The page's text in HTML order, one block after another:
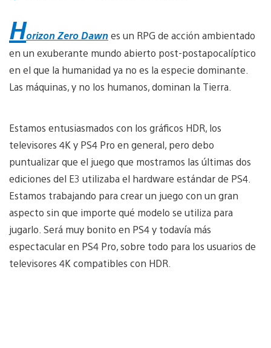
Horizon Zero Dawnes un RPG de acción ambientado
en un exuberante mundo abierto post-postapocalíptico
en el que la humanidad ya no es la especie dominante.
Las máquinas, y no los humanos, dominan la Tierra.
Estamos entusiasmados con los gráficos HDR, los
televisores 4K y PS4 Pro en general, pero debo
puntualizar que el juego que mostramos las últimas dos
ediciones del E3 utilizaba el hardware estándar de PS4.
Estamos trabajando para crear un juego con un gran
aspecto sin que importe qué modelo se utiliza para
jugarlo. Será muy bonito en PS4 y todavía más
espectacular en PS4 Pro, sobre todo para los usuarios de
televisores 4K compatibles con HDR.